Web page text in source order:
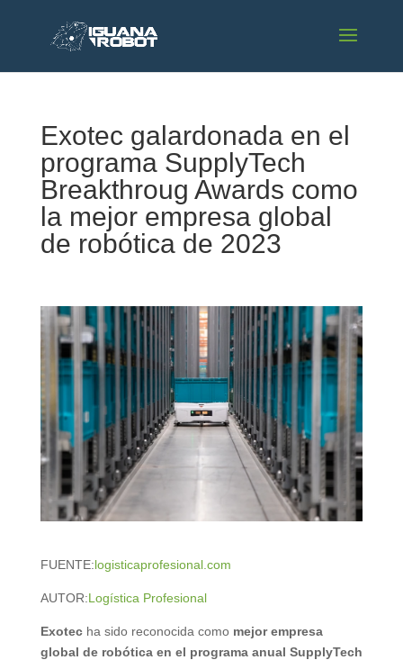
Exotec galardonada en el
programa SupplyTech
Breakthroug Awards como
la mejor empresa global
de robótica de 2023
FUENTE:logisticaprofesional.com
AUTOR:Logística Profesional
Exotecha sido reconocida como mejor empresa
global de robótica en el programa anual SupplyTech